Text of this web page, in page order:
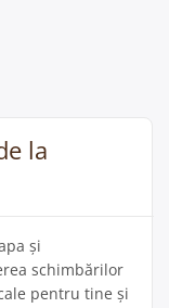
la
și
schimbărilor
pentru tine și